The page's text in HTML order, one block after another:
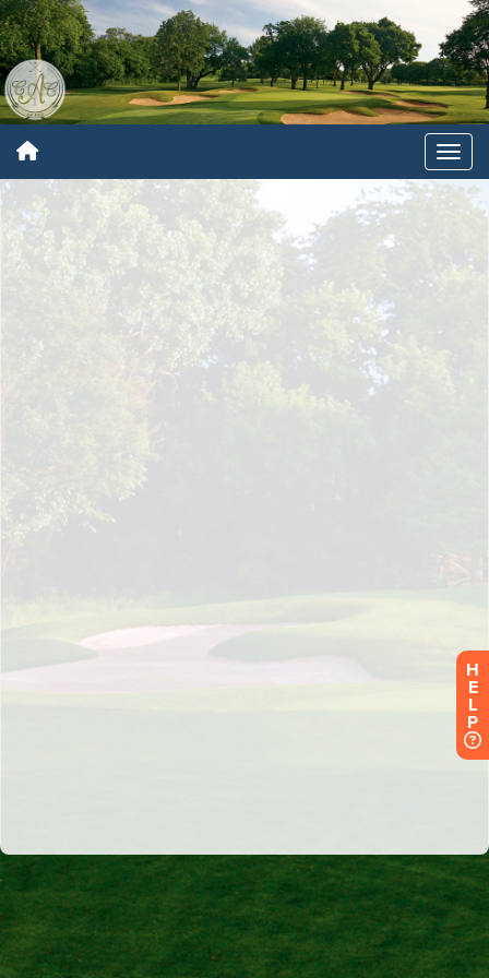
H
E
L
P